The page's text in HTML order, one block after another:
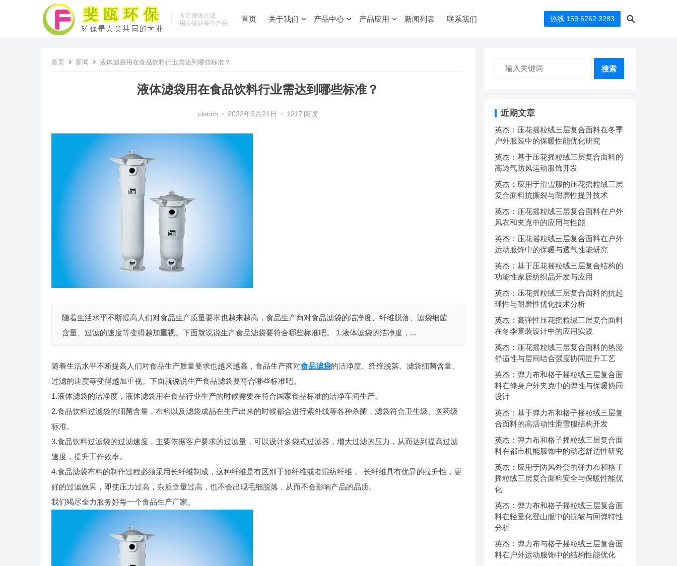
专注液体过滤
用心做好每个产品
首页 关于我们 产品中心 产品应用 新闻列表 联系我们 热线 159 6262 3283
首页 新闻 液体滤袋用在食品饮料行业需达到哪些标准？
液体滤袋用在食品饮料行业需达到哪些标准？
clsrich • 2022年3月21日 • 1217 阅读
随着生活水平不断提高人们对食品生产质量要求也越来越高，食品生产商对食品滤袋的洁净度、纤维脱落、滤袋细菌
含量、过滤的速度等变得越加重视。下面就说说生产食品滤袋要符合哪些标准吧。 1.液体滤袋的洁净度，...
随着生活水平不断提高人们对食品生产质量要求也越来越高，食品生产商对食品滤袋的洁净度、纤维脱落、滤袋细菌含量、
过滤的速度等变得越加重视。下面就说说生产食品滤袋要符合哪些标准吧。
1.液体滤袋的洁净度，液体滤袋用在食品行业生产的时候需要在符合国家食品标准的洁净车间生产。
2.食品饮料过滤袋的细菌含量，布料以及滤袋成品在生产出来的时候都会进行紫外线等各种杀菌，滤袋符合卫生级、医药级
标准。
3.食品饮料过滤袋的过滤速度，主要依据客户要求的过滤量，可以设计多袋式过滤器，增大过滤的压力，从而达到提高过滤
速度，提升工作效率。
4.食品滤袋布料的制作过程必须采用长纤维制成，这种纤维是有区别于短纤维或者混纺纤维， 长纤维具有优异的拉升性，更
好的过滤效果，即使压力过高，杂质含量过高，也不会出现毛细脱落，从而不会影响产品的品质。
我们竭尽全力服务好每一个食品生产厂家。
搜索
近期文章
英杰：压花摇粒绒三层复合面料在冬季
户外服装中的保暖性能优化研究
英杰：基于压花摇粒绒三层复合面料的
高透气防风运动服饰开发
英杰：应用于滑雪服的压花摇粒绒三层
复合面料抗撕裂与耐磨性提升技术
英杰：压花摇粒绒三层复合面料在户外
风衣和夹克中的应用与性能
英杰：压花摇粒绒三层复合面料在户外
运动服饰中的保暖与透气性能研究
英杰：基于压花摇粒绒三层复合结构的
功能性家居纺织品开发与应用
英杰：压花摇粒绒三层复合面料的抗起
球性与耐磨性优化技术分析
英杰：高弹性压花摇粒绒三层复合面料
在冬季童装设计中的应用实践
英杰：压花摇粒绒三层复合面料的热湿
舒适性与层间结合强度协同提升工艺
英杰：弹力布和格子摇粒绒三层复合面
料在修身户外夹克中的弹性与保暖协同
设计
英杰：基于弹力布和格子摇粒绒三层复
合面料的高活动性滑雪服结构开发
英杰：弹力布和格子摇粒绒三层复合面
料在都市机能服饰中的动态舒适性研究
英杰：应用于防风外套的弹力布和格子
摇粒绒三层复合面料安全与保暖性能优
化
英杰：弹力布和格子摇粒绒三层复合面
料在轻量化登山服中的抗皱与回弹特性
分析
英杰：弹力布与格子摇粒绒三层复合面
料在户外运动服饰中的结构性能优化